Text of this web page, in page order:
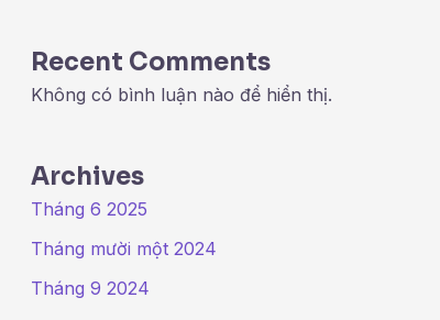
Recent Comments
Không có bình luận nào để hiển thị.
Archives
Tháng 6 2025
Tháng mười một 2024
Tháng 9 2024